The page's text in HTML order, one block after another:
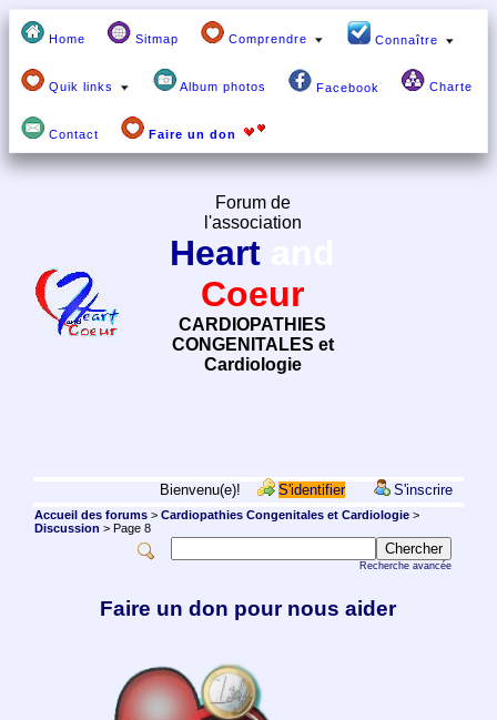
Home Sitmap Comprendre Connaître
Quik links Album photos Facebook Charte
Contact Faire un don
Forum de
l'association
Heart
Coeur
CARDIOPATHIES
CONGENITALES et
Cardiologie
Bienvenu(e)! S'identifier S'inscrire
Accueil des forums> Cardiopathies Congenitales et Cardiologie>
Discussion > Page 8
Recherche avancée
Faire un don pour nous aider